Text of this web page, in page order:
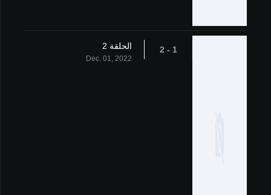
1 - 2 الحلقة 2
Dec. 01, 2022